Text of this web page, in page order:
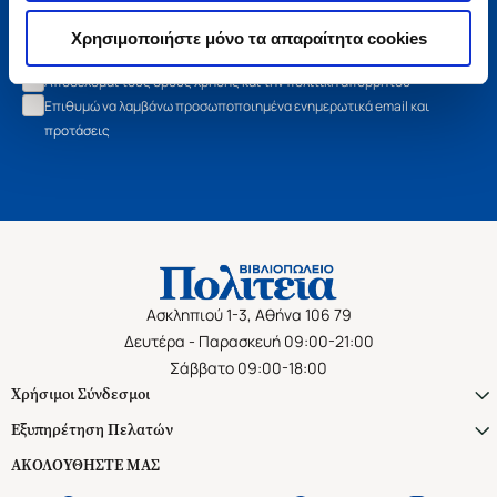
Χρησιμοποιήστε μόνο τα απαραίτητα cookies
Αποδέχομαι τους όρους χρήσης και την πολιτική απορρήτου
Επιθυμώ να λαμβάνω προσωποποιημένα ενημερωτικά email και
προτάσεις
Ασκληπιού 1-3, Αθήνα 106 79
Δευτέρα - Παρασκευή 09:00-21:00
Σάββατο 09:00-18:00
Χρήσιμοι Σύνδεσμοι
Εξυπηρέτηση Πελατών
ΑΚΟΛΟΥΘΗΣΤΕ ΜΑΣ